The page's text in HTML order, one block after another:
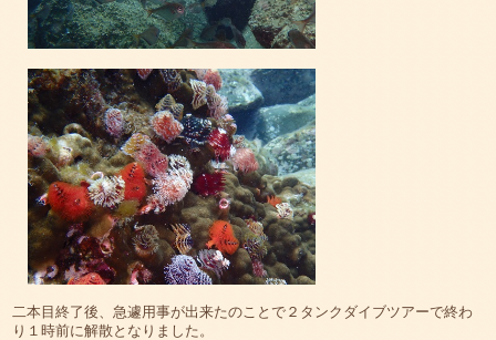
二本目終了後、急遽用事が出来たのことで２タンクダイブツアーで終わ
り１時前に解散となりました。